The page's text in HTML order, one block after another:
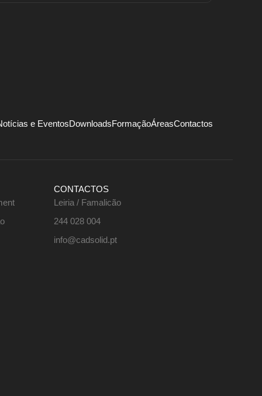
e EventosDownloadsFormaçãoÁreasContactos
CONTACTOS
Leiria / Famalicão
244 028 004
info@cadsolid.pt